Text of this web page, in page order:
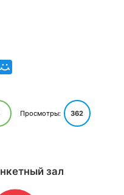
Просмотры: 362
зал